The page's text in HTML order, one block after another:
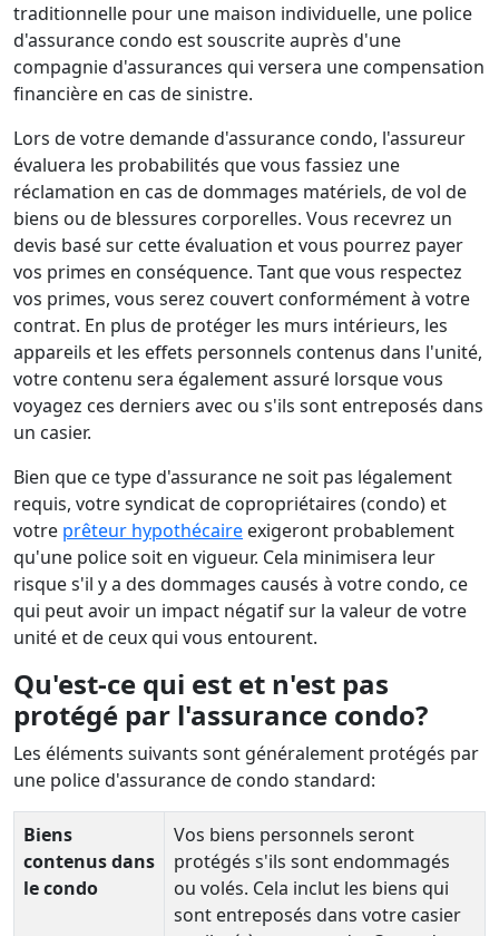
traditionnelle pour une maison individuelle, une police
d'assurance condo est souscrite auprès d'une
compagnie d'assurances qui versera une compensation
financière en cas de sinistre.
Lors de votre demande d'assurance condo, l'assureur
évaluera les probabilités que vous fassiez une
réclamation en cas de dommages matériels, de vol de
biens ou de blessures corporelles. Vous recevrez un
devis basé sur cette évaluation et vous pourrez payer
vos primes en conséquence. Tant que vous respectez
vos primes, vous serez couvert conformément à votre
contrat. En plus de protéger les murs intérieurs, les
appareils et les effets personnels contenus dans l'unité,
votre contenu sera également assuré lorsque vous
voyagez ces derniers avec ou s'ils sont entreposés dans
un casier.
Bien que ce type d'assurance ne soit pas légalement
requis, votre syndicat de copropriétaires (condo) et
votre prêteur hypothécaire exigeront probablement
qu'une police soit en vigueur. Cela minimisera leur
risque s'il y a des dommages causés à votre condo, ce
qui peut avoir un impact négatif sur la valeur de votre
unité et de ceux qui vous entourent.
Qu'est-ce qui est et n'est pas
protégé par l'assurance condo?
Les éléments suivants sont généralement protégés par
une police d'assurance de condo standard:
Biens
contenus dans
le condo
Vos biens personnels seront
protégés s'ils sont endommagés
ou volés. Cela inclut les biens qui
sont entreposés dans votre casier